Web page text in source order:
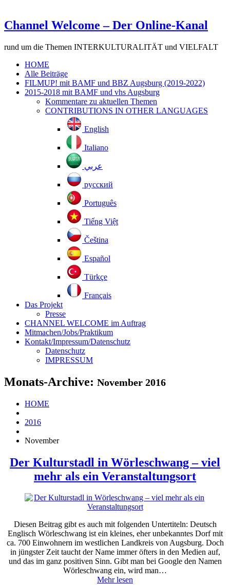
Channel Welcome – Der Online-Kanal
rund um die Themen INTERKULTURALITÄT und VIELFALT
HOME
Alle Beiträge
FILMUP! mit BAMF und BBZ Augsburg (2019-2022)
2015-2018 mit BAMF und vhs Augsburg
Kommentare zu aktuellen Themen
CONTRIBUTIONS IN OTHER LANGUAGES
English
Italiano
عربي
русский
Português
Tiếng Việt
Čeština
Español
Türkçe
Français
Das Projekt
Presse
CHANNEL WELCOME im Auftrag
Mitmachen/Jobs/Praktikum
Kontakt/Impressum/Datenschutz
Datenschutz
IMPRESSUM
Monats-Archive: November 2016
HOME
2016
November
Der Kulturstadl in Wörleschwang – viel
mehr als ein Veranstaltungsort
Diesen Beitrag gibt es auch mit folgenden Untertiteln: Deutsch
Englisch Wörleschwang ist ein kleines, eher unbekanntes Dorf mit
ca. 700 Einwohnern im westlichen Landkreis von Augsburg. Doch
in jüngster Zeit taucht der Name immer öfters in den Medien auf,
und das im ganz positiven Sinn. Gibt man bei Google den Namen
Wörleschwang ein, wird man…
Mehr lesen